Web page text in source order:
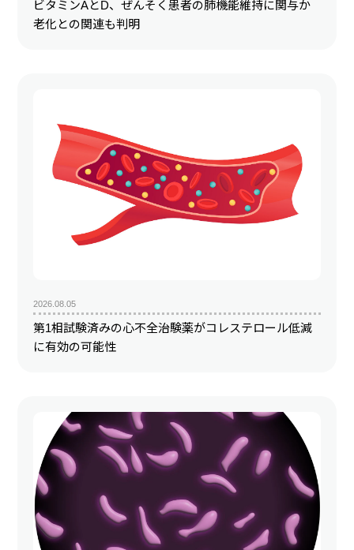
ビタミンAとD、ぜんそく患者の肺機能維持に関与か
老化との関連も判明
2026.08.05
第1相試験済みの心不全治験薬がコレステロール低減
に有効の可能性